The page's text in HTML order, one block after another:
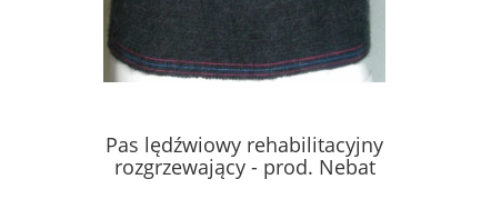
Pas lędźwiowy rehabilitacyjny
rozgrzewający - prod. Nebat